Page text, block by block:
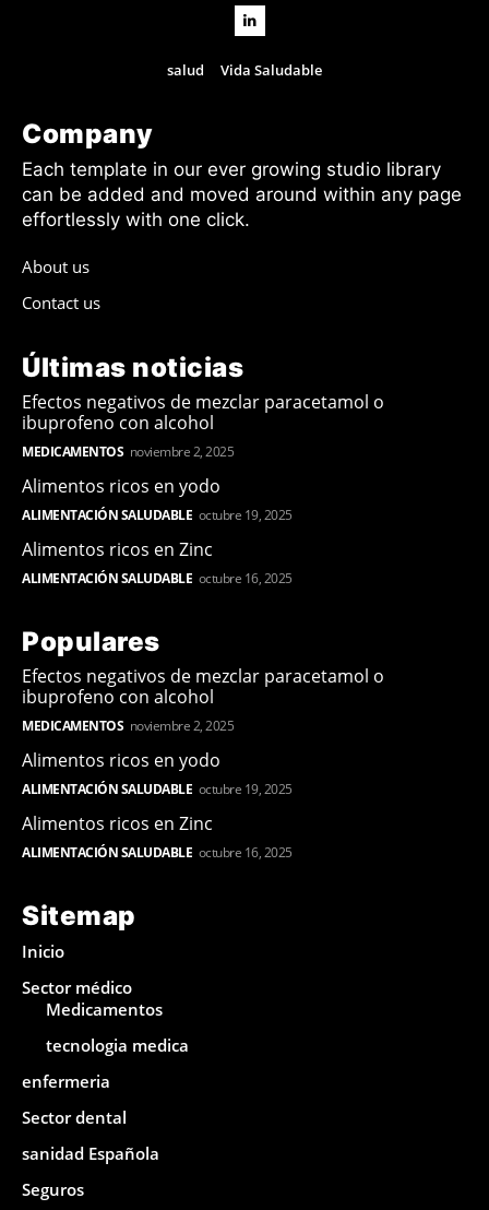
salud Vida Saludable
Company
Each template in our ever growing studio library
can be added and moved around within any page
effortlessly with one click.
About us
Contact us
Últimas noticias
Efectos negativos de mezclar paracetamol o
ibuprofeno con alcohol
MEDICAMENTOS noviembre 2, 2025
Alimentos ricos en yodo
ALIMENTACIÓN SALUDABLE octubre 19, 2025
Alimentos ricos en Zinc
ALIMENTACIÓN SALUDABLE octubre 16, 2025
Populares
Efectos negativos de mezclar paracetamol o
ibuprofeno con alcohol
MEDICAMENTOS noviembre 2, 2025
Alimentos ricos en yodo
ALIMENTACIÓN SALUDABLE octubre 19, 2025
Alimentos ricos en Zinc
ALIMENTACIÓN SALUDABLE octubre 16, 2025
Sitemap
Inicio
Sector médico
Medicamentos
tecnologia medica
enfermeria
Sector dental
sanidad Española
Seguros